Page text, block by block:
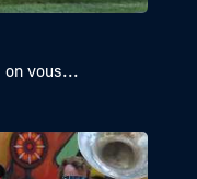
on vous...